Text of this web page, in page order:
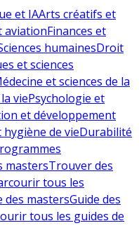
et IAArts créatifs et
aviationFinances et
humainesDroit
et sciences
et sciences de la
viePsychologie et
et développement
de vieDurabilité
mastersTrouver des
tous les
des mastersGuide des
tous les guides de